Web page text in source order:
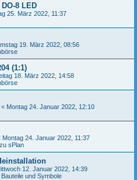
8 LED
25. März 2022, 11:37
19. März 2022, 08:56
(1:1)
18. März 2022, 14:58
« Montag 24. Januar 2022, 12:10
Montag 24. Januar 2022, 11:37
sPlan
12. Januar 2022, 14:39
und Symbole